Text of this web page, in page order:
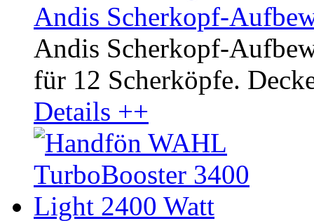
Andis Scherkopf-
Andis Scherkopf-
für 12 Scherköpfe.
Details ++